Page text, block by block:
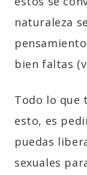
naturaleza
bien faltas (
Todo lo que
esto, es
puedas
sexuales